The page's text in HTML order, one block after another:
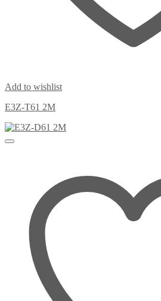
Add to wishlist
E3Z-T61 2M